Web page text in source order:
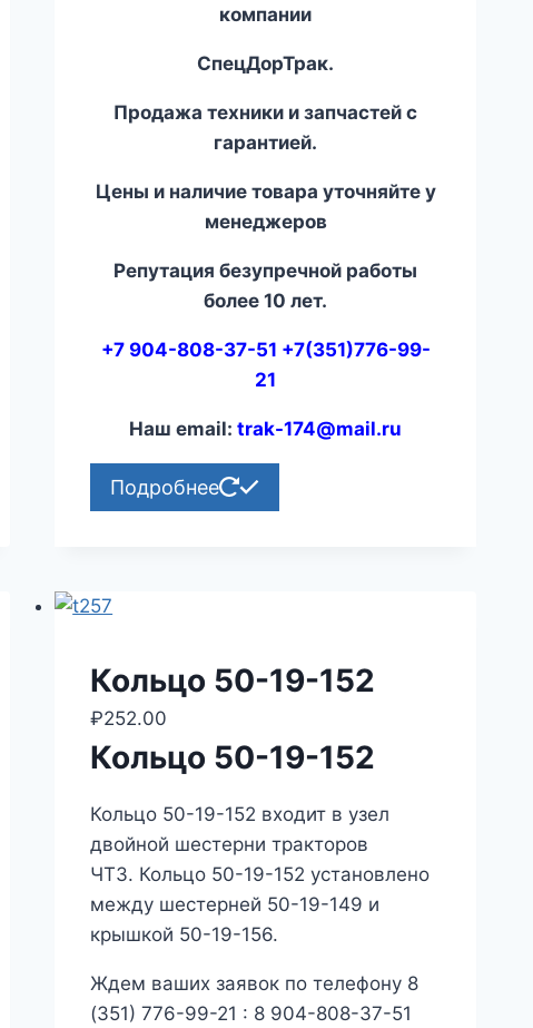
компании
СпецДорТрак.
Продажа техники и запчастей с
гарантией.
Цены и наличие товара уточняйте у
менеджеров
Репутация безупречной работы
более 10 лет.
+7 904-808-37-51 +7(351)776-99-
21
Наш email:trak-174@mail.ru
Подробнее
Кольцо 50-19-152
₽252.00
Кольцо 50-19-152
Кольцо 50-19-152 входит в узел
двойной шестерни тракторов
ЧТЗ. Кольцо 50-19-152 установлено
между шестерней 50-19-149 и
крышкой 50-19-156.
Ждем ваших заявок по телефону 8
(351) 776-99-21 : 8 904-808-37-51